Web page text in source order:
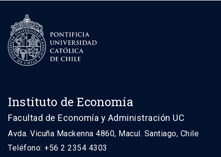
Instituto de Economía
Facultad de Economía y Administración UC
Avda. Vicuña Mackenna 4860, Macul. Santiago, Chile
Teléfono: +56 2 2354 4303